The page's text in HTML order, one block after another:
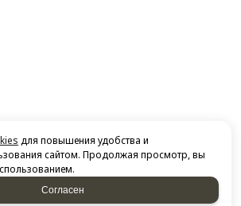
для повышения удобства и
сайтом. Продолжая просмотр, вы
Согласен